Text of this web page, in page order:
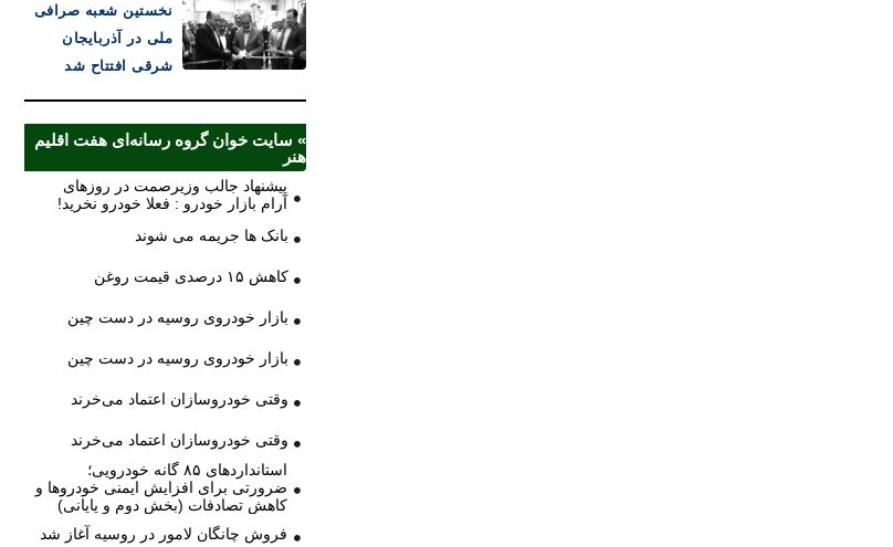
نخستین شعبه صرافی
ملی در آذربایجان
شرقی افتتاح شد
» سایت خوان گروه رسانه‌ای هفت اقلیم
هنر
پیشنهاد جالب وزیرصمت در روزهای
آرام بازار خودرو : فعلا خودرو نخرید!
بانک ها جریمه می شوند
کاهش ۱۵ درصدی قیمت روغن
بازار خودروی روسیه در دست چین
بازار خودروی روسیه در دست چین
وقتی خودروسازان اعتماد می‌خرند
وقتی خودروسازان اعتماد می‌خرند
استانداردهای ۸۵ گانه خودرویی؛
ضرورتی برای افزایش ایمنی خودروها و
کاهش تصادفات (بخش دوم و پایانی)
فروش چانگان لامور در روسیه آغاز شد